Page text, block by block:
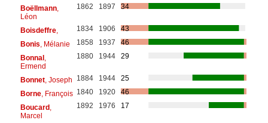
Boëllmann,
Léon
1862 1897 34
Boisdeffre, 1834 1906
43
Bonis, Mélanie 1858 1937
46
Bonnal ,
Ermend
1880 1944 29
Bonnet, Joseph 1884 1944
25
Borne, François 1840 1920
46
Boucard ,
Marcel
1892 1976 17